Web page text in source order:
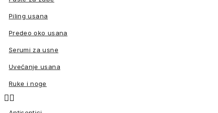
Piling usana
Predeo oko usana
Serumi za usne
Uvećanje usana
Ruke i noge
